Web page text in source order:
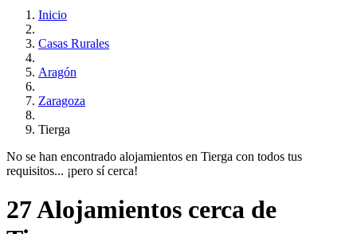
Inicio
Casas Rurales
Aragón
Zaragoza
Tierga
No se han encontrado alojamientos en Tierga con todos tus
requisitos... ¡pero sí cerca!
27 Alojamientos cerca de